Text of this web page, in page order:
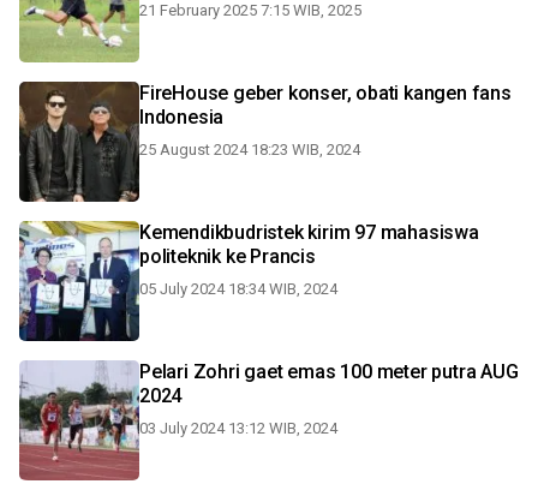
21 February 2025 7:15 WIB, 2025
FireHouse geber konser, obati kangen fans
Indonesia
25 August 2024 18:23 WIB, 2024
Kemendikbudristek kirim 97 mahasiswa
politeknik ke Prancis
05 July 2024 18:34 WIB, 2024
Pelari Zohri gaet emas 100 meter putra AUG
2024
03 July 2024 13:12 WIB, 2024